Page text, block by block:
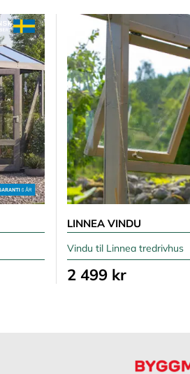
LINNEA VINDU
Vindu til Linnea tredrivhus
2 499 kr